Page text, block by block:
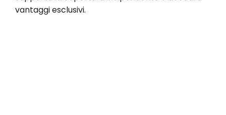
vantaggi esclusivi.